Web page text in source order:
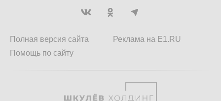
Полная версия сайта
Помощь по сайту
Реклама на E1.RU